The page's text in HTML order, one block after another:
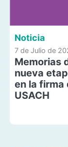
Noticia
7 de Julio de
Memorias
nueva
en la firma
USACH